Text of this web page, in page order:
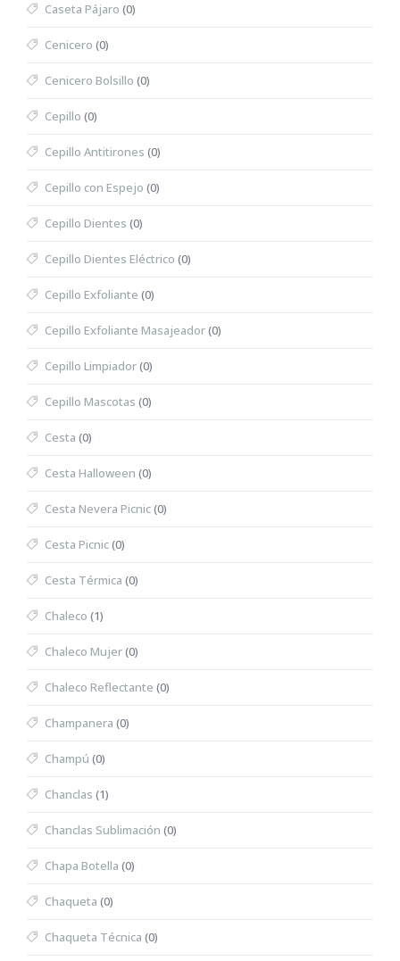
Caseta Pájaro (0)
Cenicero (0)
Cenicero Bolsillo (0)
Cepillo (0)
Cepillo Antitirones (0)
Cepillo con Espejo (0)
Cepillo Dientes (0)
Cepillo Dientes Eléctrico (0)
Cepillo Exfoliante (0)
Cepillo Exfoliante Masajeador(0)
Cepillo Limpiador(0)
Cepillo Mascotas (0)
Cesta (0)
Cesta Halloween (0)
Cesta Nevera Picnic(0)
Cesta Picnic(0)
Cesta Térmica (0)
Chaleco (1)
Chaleco Mujer(0)
Chaleco Reflectante (0)
Champanera (0)
Champú (0)
Chanclas (1)
Chanclas Sublimación (0)
Chapa Botella (0)
Chaqueta (0)
Chaqueta Técnica (0)